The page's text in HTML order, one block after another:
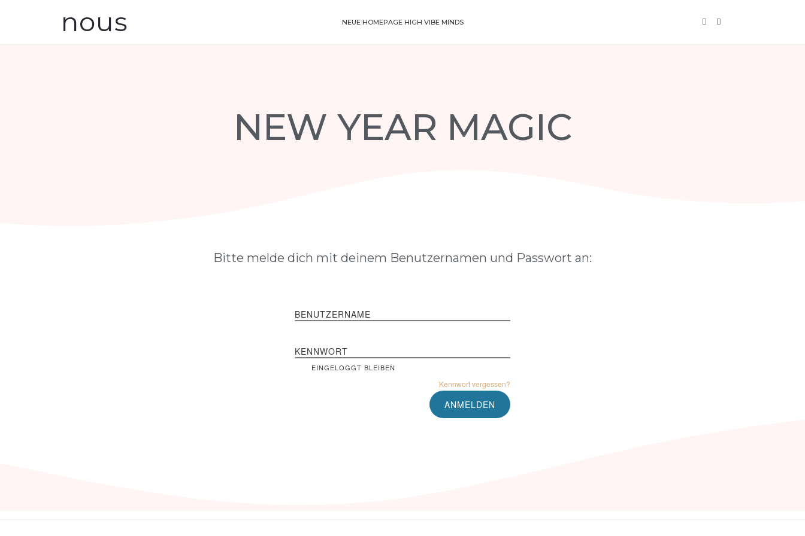
NEUE HOMEPAGE HIGH VIBE MINDS
nous
NEW YEAR MAGIC
Bitte melde dich mit deinem Benutzernamen und Passwort an:
BENUTZERNAME
KENNWORT
EINGELOGGT BLEIBEN
Kennwort vergessen?